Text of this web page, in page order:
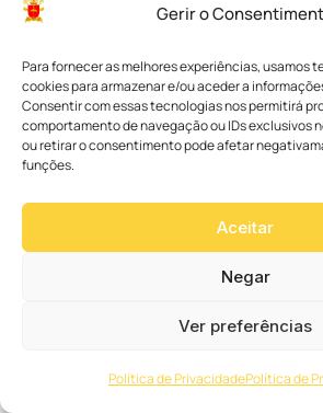
Gerir o
Para fornecer as melhores experiências, usamos
cookies para armazenar e/ou aceder a
Consentir com essas tecnologias nos permitirá
comportamento de navegação ou IDs exclusivos
ou retirar o consentimento pode afetar
funções.
Aceitar
Negar
Ver preferências
Política de PrivacidadePolítica de
19h:Celebração penitencial
09 de abril (Domingo de Ramos)
9h30: Procissão e benção
Santa Missa Solene
Coleta Nacional da
11 de abril (Terça-feira)